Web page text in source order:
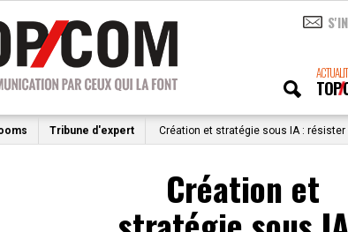
TOP
Tribune d'expert Création et stratégie sous IA : résister
Création et